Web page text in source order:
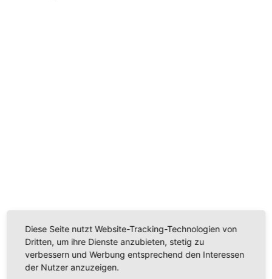
Akzeptieren
Powered byUsercentrics Consent Management
Diese Seite nutzt Website-Tracking-Technologien von
Dritten, um ihre Dienste anzubieten, stetig zu
verbessern und Werbung entsprechend den Interessen
der Nutzer anzuzeigen.